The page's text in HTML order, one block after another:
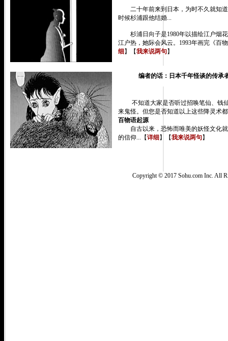
二十年前来到日本，为时不久就知道
时候杉浦跟他结婚...
杉浦日向子是1980年以描绘江户烟花
江户热，她际会风云。1993年画完《百
细 】【我来说两句】
编者的话：日本千年怪谈的传承
不知道大家是否听过招唤笔仙、钱仙
来鬼怪。但您是否知道以上这些降灵术
百物语起源
自古以来，恐怖而唯美的妖怪文化就
的信仰...【详细 】【我来说两句】
Copyright © 2017 Sohu.com Inc. All